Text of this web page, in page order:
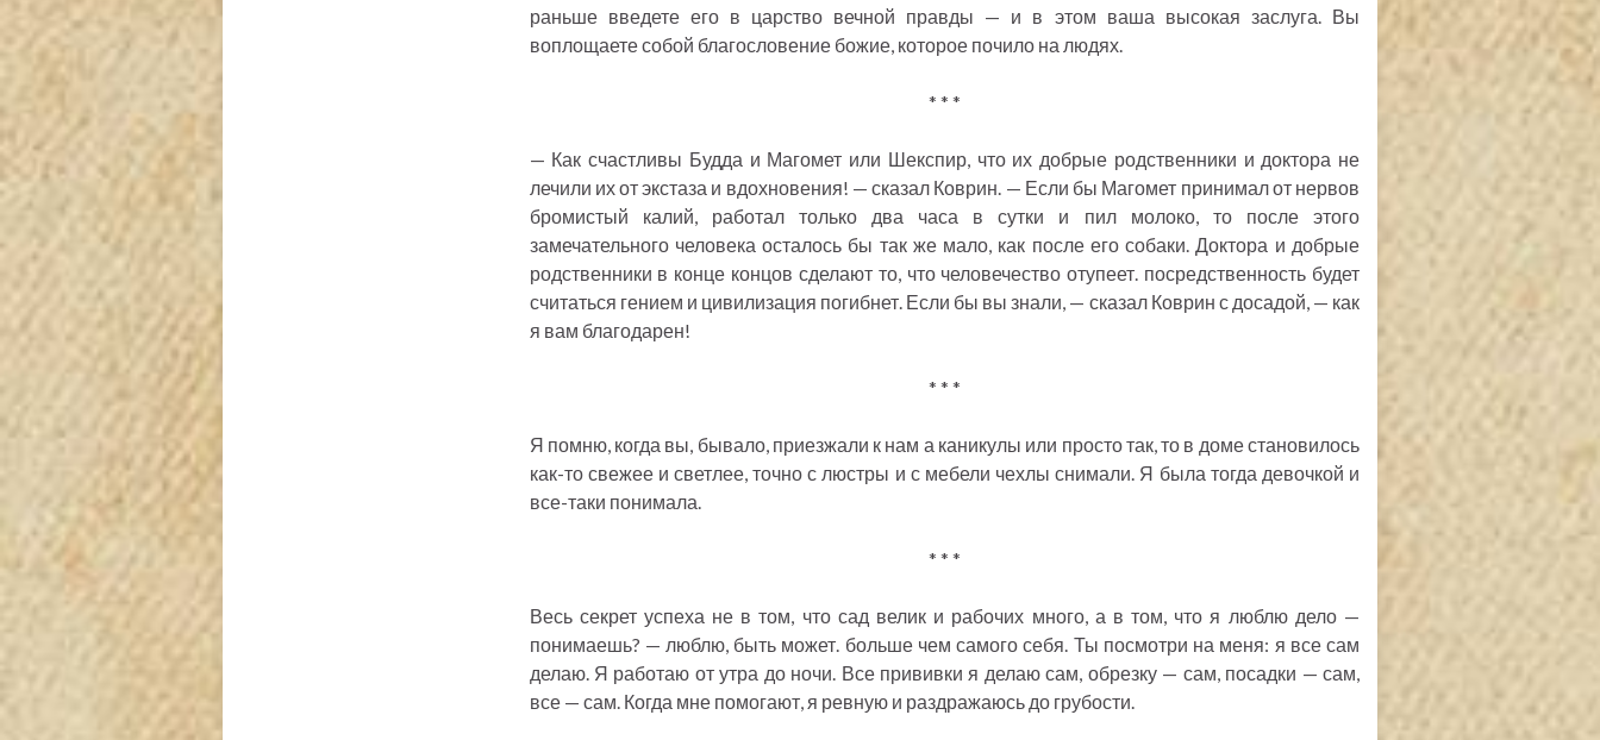
раньше введете его в царство вечной правды — и в этом ваша высокая заслуга. Вы
воплощаете собой благословение божие, которое почило на людях.
* * *
— Как счастливы Будда и Магомет или Шекспир, что их добрые родственники и доктора не
лечили их от экстаза и вдохновения! — сказал Коврин. — Если бы Магомет принимал от нервов
бромистый калий, работал только два часа в сутки и пил молоко, то после этого
замечательного человека осталось бы так же мало, как после его собаки. Доктора и добрые
родственники в конце концов сделают то, что человечество отупеет. посредственность будет
считаться гением и цивилизация погибнет. Если бы вы знали, — сказал Коврин с досадой, — как
я вам благодарен!
* * *
Я помню, когда вы, бывало, приезжали к нам а каникулы или просто так, то в доме становилось
как-то свежее и светлее, точно с люстры и с мебели чехлы снимали. Я была тогда девочкой и
все-таки понимала.
* * *
Весь секрет успеха не в том, что сад велик и рабочих много, а в том, что я люблю дело —
понимаешь? — люблю, быть может. больше чем самого себя. Ты посмотри на меня: я все сам
делаю. Я работаю от утра до ночи. Все прививки я делаю сам, обрезку — сам, посадки — сам,
все — сам. Когда мне помогают, я ревную и раздражаюсь до грубости.